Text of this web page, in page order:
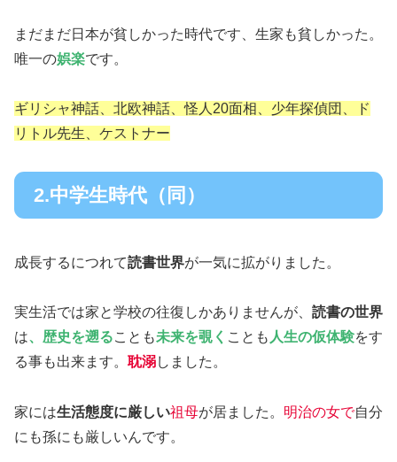
まだまだ日本が貧しかった時代です、生家も貧しかった。
唯一の娯楽です。
ギリシャ神話、北欧神話、怪人20面相、少年探偵団、ド
リトル先生、ケストナー
2.中学生時代（同）
成長するにつれて読書世界が一気に拡がりました。
実生活では家と学校の往復しかありませんが、 読書の世界
は、歴史を遡ることも未来を覗く ことも 人生の仮体験をす
る事も出来ます。 耽溺しました。
家には生活態度に厳しい祖母が居ました。 明治の女で自分
にも孫にも厳しいんです。